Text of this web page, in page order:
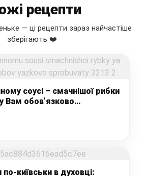
рецепти
— ці рецепти зараз найчастіше
зберігають ❤️
соусі – смачнішої рибки
Вам обов’язково
по-київськи в духовці: